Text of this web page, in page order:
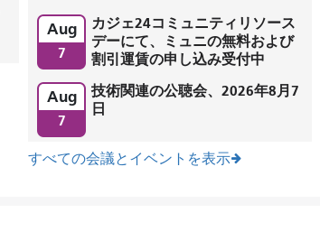
Aug
7
カジェ24コミュニティリソース
デーにて、ミュニの無料および
割引運賃の申し込み受付中
Aug
7
技術関連の公聴会、2026年8月7
日
すべての会議とイベントを表示